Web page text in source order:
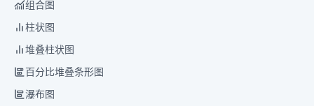
组合图
柱状图
堆叠柱状图
百分比堆叠条形图
瀑布图